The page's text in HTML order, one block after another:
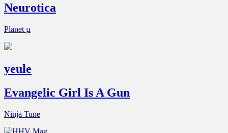
Neurotica
Planet µ
yeule
Evangelic Girl Is A Gun
Ninja Tune